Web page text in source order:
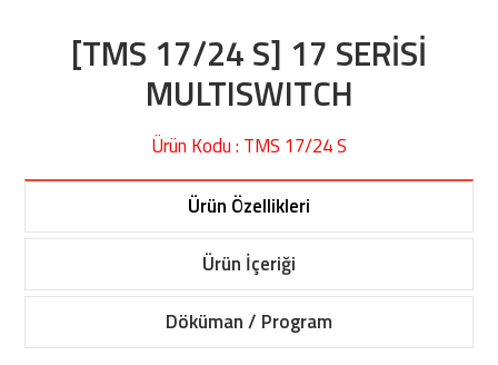
[TMS 17/24 S] 17 SERİSİ
MULTISWITCH
Ürün Kodu : TMS 17/24 S
Ürün Özellikleri
Ürün İçeriği
Döküman / Program